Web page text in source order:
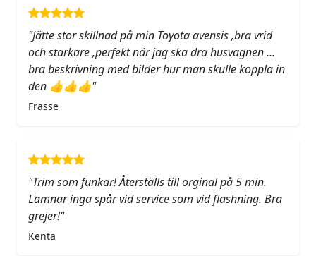
"Jätte stor skillnad på min Toyota avensis ,bra vrid
och starkare ,perfekt när jag ska dra husvagnen …
bra beskrivning med bilder hur man skulle koppla in
den 👍👍👍"
Frasse
"Trim som funkar! Återställs till orginal på 5 min.
Lämnar inga spår vid service som vid flashning. Bra
grejer!"
Kenta